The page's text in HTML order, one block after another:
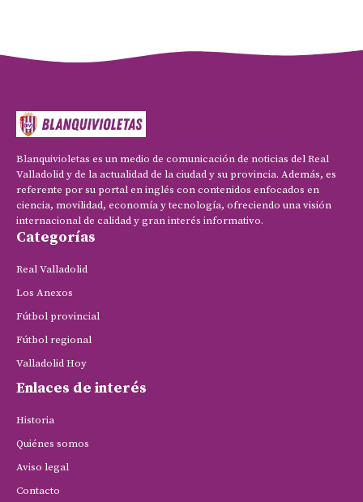
Blanquivioletas es un medio de comunicación de noticias del Real
Valladolid y de la actualidad de la ciudad y su provincia. Además, es
referente por su portal en inglés con contenidos enfocados en
ciencia, movilidad, economía y tecnología, ofreciendo una visión
internacional de calidad y gran interés informativo.
Categorías
Real Valladolid
Los Anexos
Fútbol provincial
Fútbol regional
Valladolid Hoy
Enlaces de interés
Historia
Quiénes somos
Aviso legal
Contacto